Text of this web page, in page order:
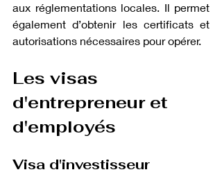
aux réglementations locales. Il permet
également d’obtenir les certificats et
autorisations nécessaires pour opérer.
Les visas
d'entrepreneur et
d'employés
Visa d'investisseur